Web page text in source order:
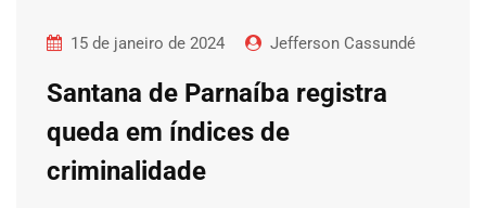
15 de janeiro de 2024 Jefferson Cassundé
Santana de Parnaíba registra
queda em índices de
criminalidade